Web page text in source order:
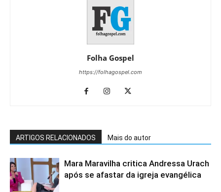
Folha Gospel
https://folhagospel.com
ARTIGOS RELACIONADOS Mais do autor
Mara Maravilha critica Andressa Urach
após se afastar da igreja evangélica